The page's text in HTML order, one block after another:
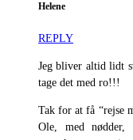
Helene
REPLY
Jeg bliver altid lidt
tage det med ro!!!
Tak for at få “rejse
Ole, med nødder,